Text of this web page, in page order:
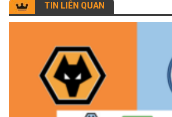
TIN LIÊN QUAN